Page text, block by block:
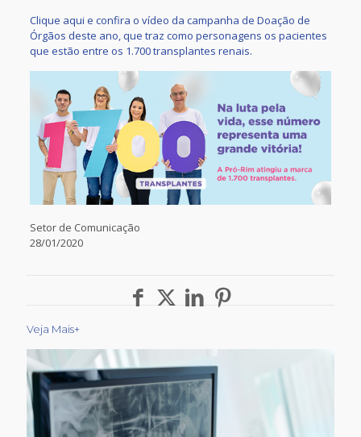
Clique aqui e confira o vídeo da campanha de Doação de
Órgãos deste ano, que traz como personagens os pacientes
que estão entre os 1.700 transplantes renais.
Setor de Comunicação
28/01/2020
Veja Mais+